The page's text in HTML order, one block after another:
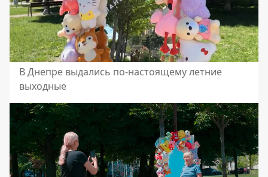
В Днепре выдались по-настоящему летние
выходные